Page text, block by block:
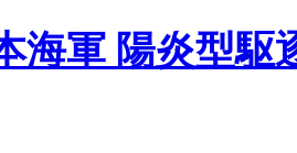
海軍 陽炎型駆